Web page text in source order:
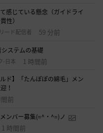
感じている懸念（ガイドライ
性）
ード配信者 59 分前
ステムの基礎
-日本 1 時間前
ルド】「たんぽぽの綿毛」メン
！
間前
ンバー募集(=^・^=)ノ
1 時間前